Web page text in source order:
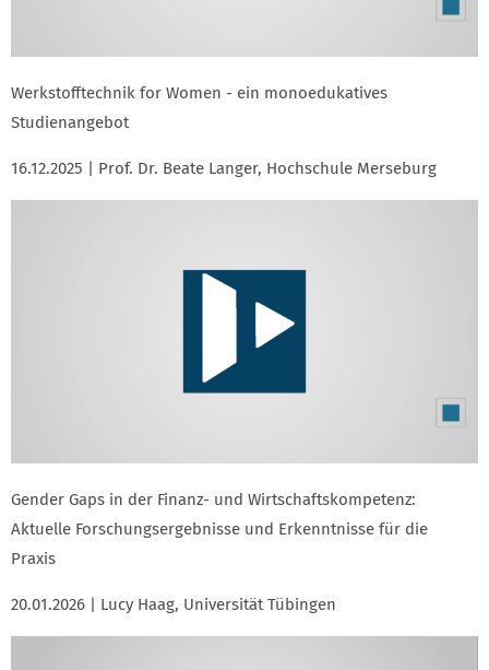
Werkstofftechnik for Women - ein monoedukatives
Studienangebot
16.12.2025 | Prof. Dr. Beate Langer, Hochschule Merseburg
Gender Gaps in der Finanz- und Wirtschaftskompetenz:
Aktuelle Forschungsergebnisse und Erkenntnisse für die
Praxis
20.01.2026 | Lucy Haag, Universität Tübingen